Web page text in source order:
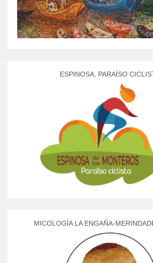
ESPINOSA, PARAÍSO
MICOLOGÍA LA ENGAÑA-